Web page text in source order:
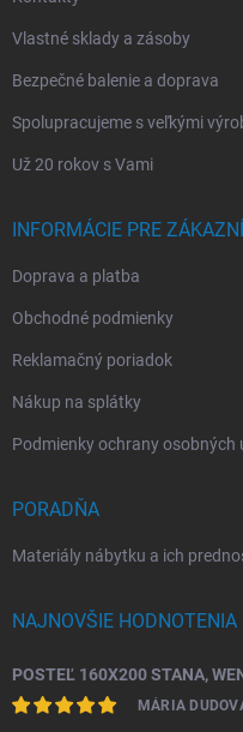
Vlastné sklady a zásoby
Bezpečné balenie a doprava
Spolupracujeme s veľkými
Už 20 rokov s Vami
INFORMÁCIE PRE
Doprava a platba
Obchodné podmienky
Reklamačný poriadok
Nákup na splátky
Podmienky ochrany osobných
PORADŇA
Materiály nábytku a ich
NAJNOVŠIE HODNOTENIA
POSTEĽ 160X200 STANA,
MÁRIA